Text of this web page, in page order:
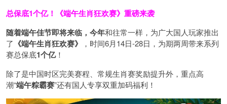
总保底1个亿！
《端午生肖狂欢赛》重磅来袭
随着端午佳节即将来临，今年和往常一样，为广大国人玩家推出
了 《端午生肖狂欢赛》
，时间6月14日-28日，为期两周带来系列
赛总保底1个亿！
除了是中国时区完美赛程、常规生肖赛奖励提升外，重点高
潮“端午粽霸赛”还有国人专享双重加码福利！